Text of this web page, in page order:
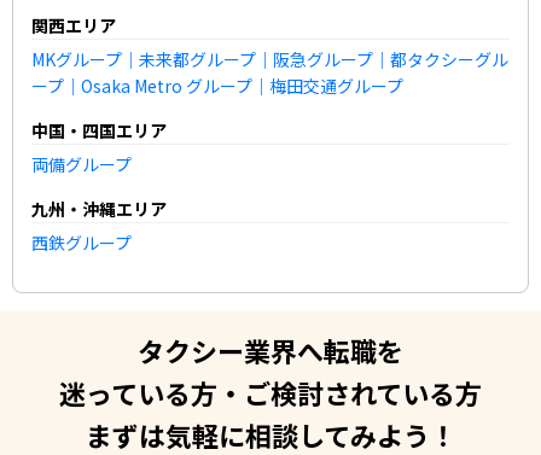
関西エリア
MKグループ ｜ 未来都グループ ｜ 阪急グループ ｜ 都タクシーグル
ープ ｜ Osaka Metro グループ ｜ 梅田交通グループ
中国・四国エリア
両備グループ
九州・沖縄エリア
西鉄グループ
タクシー業界へ転職を
迷っている方・ご検討されている方
まずは気軽に相談してみよう！